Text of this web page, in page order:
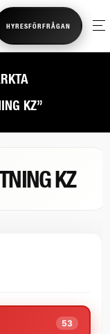
HYRESFÖRFRÅGAN
KZ”
KZ
53